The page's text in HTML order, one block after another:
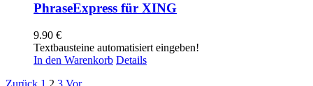
PhraseExpress für XING
9.90 €
Textbausteine automatisiert eingeben!
In den Warenkorb Details